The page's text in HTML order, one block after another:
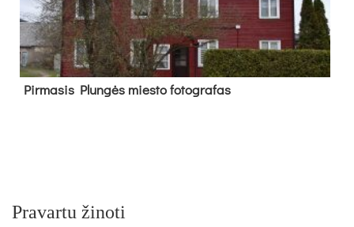
Pir­ma­sis Plun­gės mies­to fo­tog­ra­fas
Pravartu žinoti